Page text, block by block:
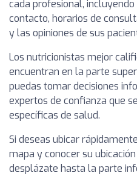
cada profesional, incluyendo
contacto, horarios de
y las opiniones de sus
Los nutricionistas mejor
encuentran en la parte
puedas tomar decisiones
expertos de confianza que
específicas de salud.
Si deseas ubicar
mapa y conocer su
desplázate hasta la parte